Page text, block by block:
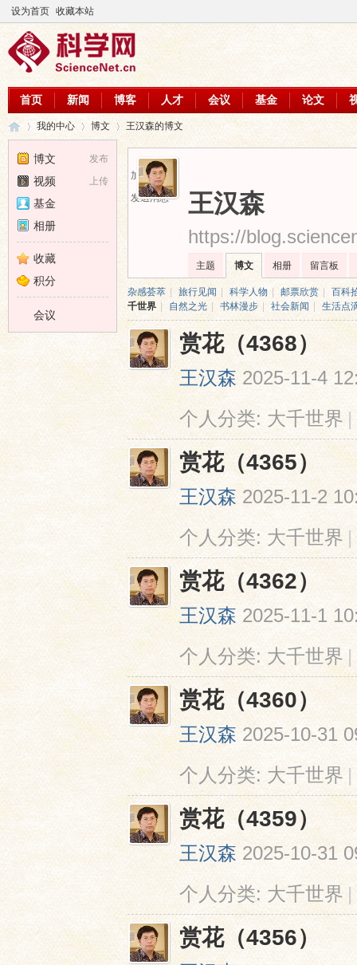
设为首页 收藏本站
首页 新闻 博客 人才 会议 基金 论文
›
我的中心 博文 王汉森的博文
加为好友
发送消息
王汉森
https://
主题 博文 相册 留言板
杂感荟萃 旅行见闻 科学人物 邮票欣赏
百科
千世界 | 自然之光 书林漫步 社会新闻 生活点
赏花（4368）
王汉森 2025-11-4
个人分类: 大千世界 |
赏花（4365）
王汉森 2025-11-2
个人分类: 大千世界 |
赏花（4362）
王汉森 2025-11-1
个人分类: 大千世界 |
赏花（4360）
王汉森 2025-10-31
个人分类: 大千世界 |
赏花（4359）
王汉森 2025-10-31
个人分类: 大千世界 |
赏花（4356）
发布
博文
上传
视频
基金
相册
收藏
积分
会议